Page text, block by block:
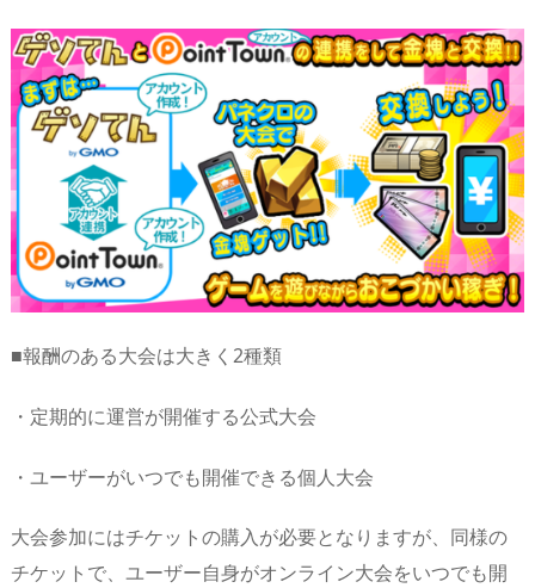
■報酬のある大会は大きく2種類
・定期的に運営が開催する公式大会
・ユーザーがいつでも開催できる個人大会
大会参加にはチケットの購入が必要となりますが、同様の
チケットで、ユーザー自身がオンライン大会をいつでも開